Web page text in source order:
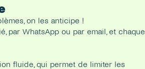
on les anticipe !
par WhatsApp ou par email, et chaque
fluide, qui permet de limiter les